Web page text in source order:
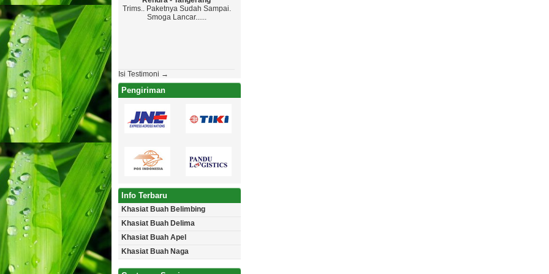
Trims.. Paketnya Sudah Sampai.
Smoga Lancar......
Isi Testimoni →
Pengiriman
Info Terbaru
Khasiat Buah Belimbing
Khasiat Buah Delima
Khasiat Buah Apel
Khasiat Buah Naga